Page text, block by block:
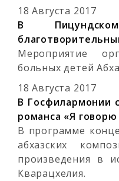
18 Августа 2017
В
Мероприятие
больных детей
18 Августа 2017
В Госфилармонии
романса «Я
В программе
абхазских
произведения в
Кварацхелия.